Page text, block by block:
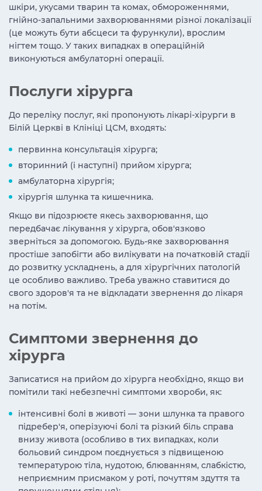
шкіри, укусами тварин та комах, обмороженнями,
гнійно-запальними захворюваннями різної локалізації
(це можуть бути абсцеси та фурункули), врослим
нігтем тощо. У таких випадках в операційній
виконуються амбулаторні операції.
Послуги хірурга
До переліку послуг, які пропонують лікарі-хірурги в
Білій Церкві в Клініці ЦСМ, входять:
первинна консультація хірурга;
вторинний (і наступні) прийом хірурга;
амбулаторна хірургія;
хірургія шлунка та кишечника.
Якщо ви підозрюєте якесь захворювання, що
передбачає лікування у хірурга, обов'язково
зверніться за допомогою. Будь-яке захворювання
простіше запобігти або вилікувати на початковій стадії
до розвитку ускладнень, а для хірургічних патологій
це особливо важливо. Треба уважно ставитися до
свого здоров'я та не відкладати звернення до лікаря
на потім.
Симптоми звернення до
хірурга
Записатися на прийом до хірурга необхідно, якщо ви
помітили такі небезпечні симптоми хвороби, як:
інтенсивні болі в животі — зони шлунка та правого
підребер'я, оперізуючі болі та різкий біль справа
внизу живота (особливо в тих випадках, коли
больовий синдром поєднується з підвищеною
температурою тіла, нудотою, блюванням, слабкістю,
неприємним присмаком у роті, почуттям здуття та